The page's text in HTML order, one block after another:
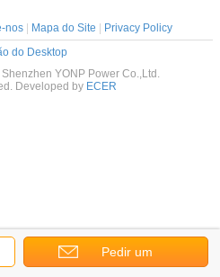
Pedir um
nos Mapa do Site
Privacy Policy
do Desktop
YONP Power Co.,Ltd.
Developed by ECER